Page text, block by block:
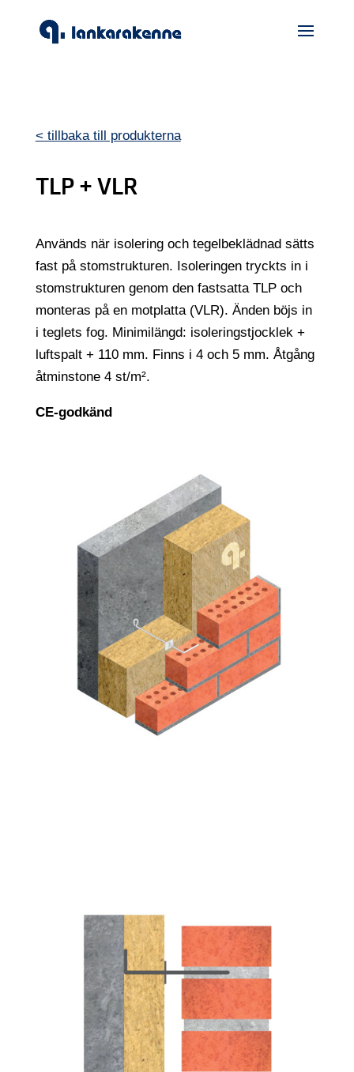
< tillbaka till produkterna
TLP + VLR
Används när isolering och tegelbeklädnad sätts
fast på stomstrukturen. Isoleringen tryckts in i
stomstrukturen genom den fastsatta TLP och
monteras på en motplatta (VLR). Änden böjs in
i teglets fog. Minimilängd: isoleringstjocklek +
luftspalt + 110 mm. Finns i 4 och 5 mm. Åtgång
åtminstone 4 st/m².
CE-godkänd